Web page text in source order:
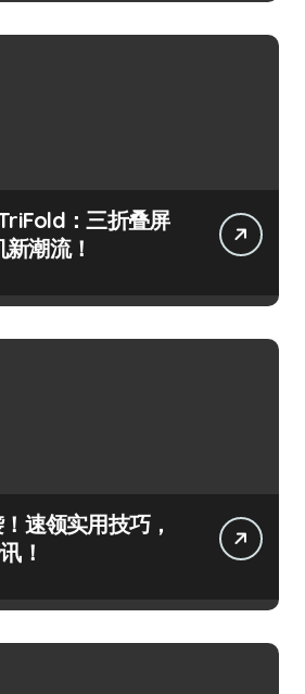
：三折叠屏
潮流！
速领实用技巧，
！